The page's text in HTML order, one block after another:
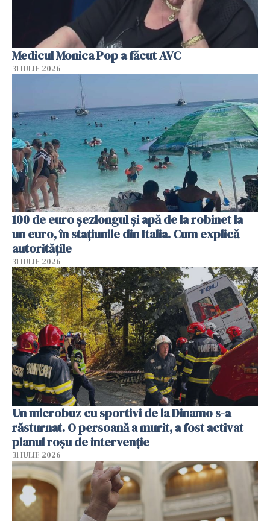
Medicul Monica Pop a făcut AVC
31 IULIE 2026
100 de euro șezlongul și apă de la robinet la
un euro, în stațiunile din Italia. Cum explică
autoritățile
31 IULIE 2026
Un microbuz cu sportivi de la Dinamo s-a
răsturnat. O persoană a murit, a fost activat
planul roșu de intervenție
31 IULIE 2026